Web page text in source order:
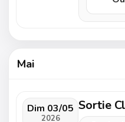
Helette
Mai
Dim 03/05
2026
Sortie